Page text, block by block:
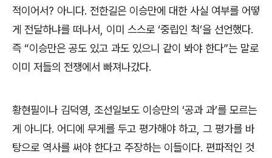
적이어서? 아니다. 전한길은 이승만에 대한 사실 여부를 어떻
게 전달하냐를 떠나서, 이미 스스로 ‘중립인 척’을 선언했다.
즉 “이승만은 공도 있고 과도 있으니 같이 봐야 한다”는 말로
이미 저들의 전쟁에서 빠져나갔다.
황현필이나 김덕영, 조선일보도 이승만의 ‘공과 과’를 모르는
게 아니다. 어디에 무게를 두고 평가해야 하고, 그 평가를 바
탕으로 역사를 써야 한다고 주장하는 이들이다. 편파적인 것